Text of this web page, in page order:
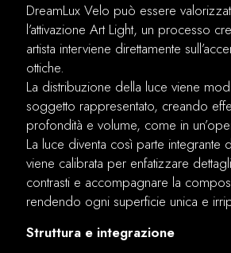
DreamLux Velo può essere
l’attivazione Art Light, un processo
artista interviene direttamente
ottiche.
La distribuzione della luce viene
soggetto rappresentato, creando
profondità e volume, come in
La luce diventa così parte integrante
viene calibrata per enfatizzare
contrasti e accompagnare la
rendendo ogni superficie unica e
Struttura e integrazione